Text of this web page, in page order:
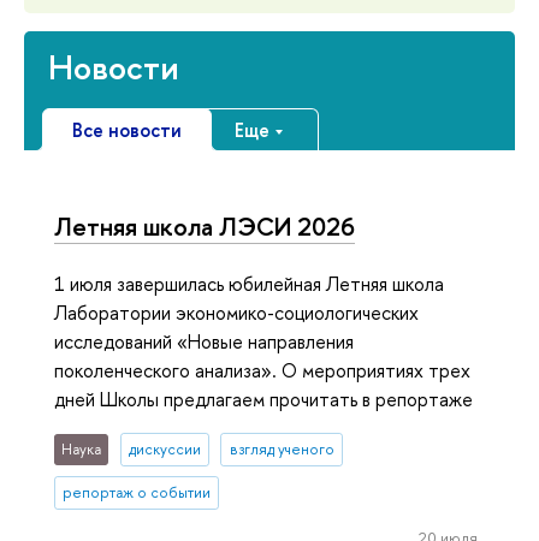
Новости
Все новости Еще
Летняя школа ЛЭСИ 2026
1 июля завершилась юбилейная Летняя школа
Лаборатории экономико-социологических
исследований «Новые направления
поколенческого анализа». О мероприятиях трех
дней Школы предлагаем прочитать в репортаже
Наука дискуссии взгляд ученого
репортаж о событии